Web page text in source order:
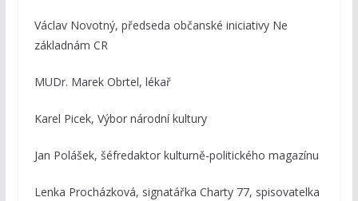
Václav Novotný, předseda občanské iniciativy Ne
základnám CR
MUDr. Marek Obrtel, lékař
Karel Picek, Výbor národní kultury
Jan Polášek, šéfredaktor kulturně-politického magazínu
Lenka Procházková, signatářka Charty 77, spisovatelka